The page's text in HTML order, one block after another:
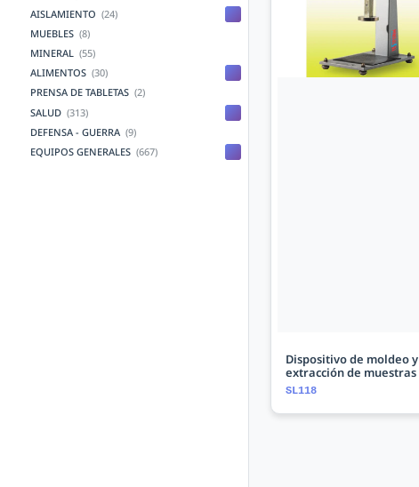
AISLAMIENTO (24)
MUEBLES (8)
MINERAL (55)
ALIMENTOS (30)
PRENSA DE TABLETAS (2)
SALUD (313)
DEFENSA - GUERRA (9)
EQUIPOS GENERALES (667)
Dispositivo de moldeo y
extracción de muestras
SL118